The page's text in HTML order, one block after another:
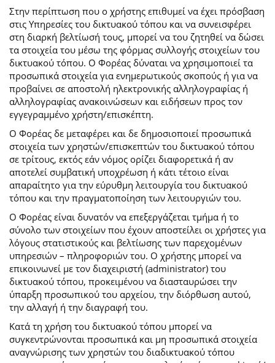
Στην περίπτωση που ο χρήστης επιθυμεί να έχει πρόσβαση
στις Υπηρεσίες του δικτυακού τόπου και να συνεισφέρει
στη διαρκή βελτίωσή τους, μπορεί να του ζητηθεί να δώσει
τα στοιχεία του μέσω της φόρμας συλλογής στοιχείων του
δικτυακού τόπου. Ο Φορέας δύναται να χρησιμοποιεί τα
προσωπικά στοιχεία για ενημερωτικούς σκοπούς ή για να
προβαίνει σε αποστολή ηλεκτρονικής αλληλογραφίας ή
αλληλογραφίας ανακοινώσεων και ειδήσεων προς τον
εγγεγραμμένο χρήστη/επισκέπτη.
Ο Φορέας δε μεταφέρει και δε δημοσιοποιεί προσωπικά
στοιχεία των χρηστών/επισκεπτών του δικτυακού τόπου
σε τρίτους, εκτός εάν νόμος ορίζει διαφορετικά ή αν
αποτελεί συμβατική υποχρέωση ή κάτι τέτοιο είναι
απαραίτητο για την εύρυθμη λειτουργία του δικτυακού
τόπου και την πραγματοποίηση των λειτουργιών του.
Ο Φορέας είναι δυνατόν να επεξεργάζεται τμήμα ή το
σύνολο των στοιχείων που έχουν αποστείλει οι χρήστες για
λόγους στατιστικούς και βελτίωσης των παρεχομένων
υπηρεσιών – πληροφοριών του. Ο χρήστης μπορεί να
επικοινωνεί με τον διαχειριστή (administrator) του
δικτυακού τόπου, προκειμένου να διασταυρώσει την
ύπαρξη προσωπικού του αρχείου, την διόρθωση αυτού,
την αλλαγή ή την διαγραφή του.
Κατά τη χρήση του δικτυακού τόπου μπορεί να
συγκεντρώνονται προσωπικά και μη προσωπικά στοιχεία
αναγνώρισης των χρηστών του διαδικτυακού τόπου